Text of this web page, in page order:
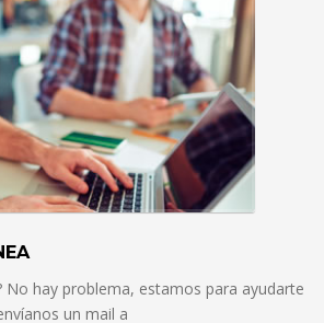
No hay problema, estamos para ayudarte
un mail a